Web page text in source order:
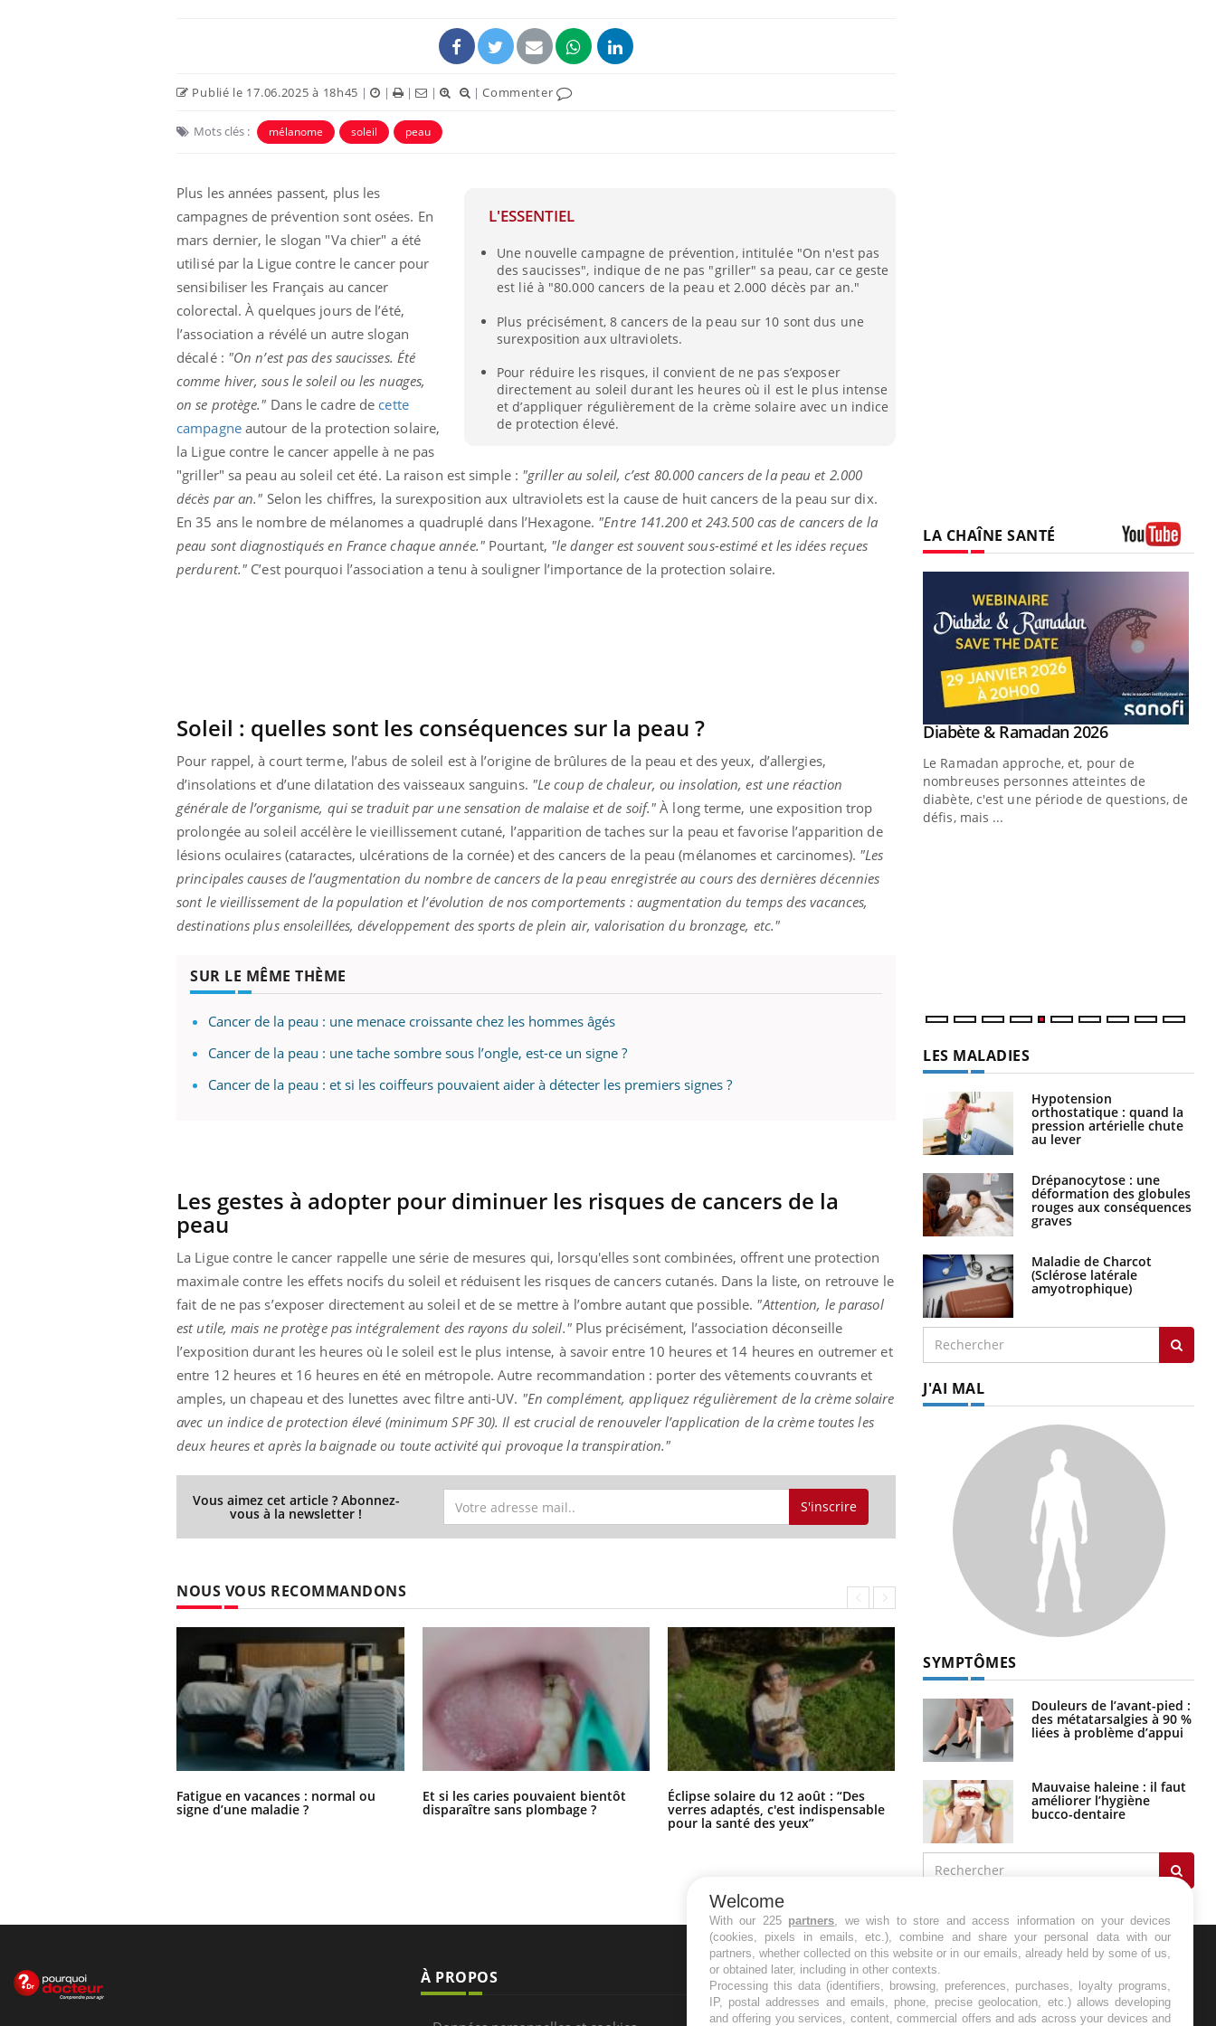
Publié le 17.06.2025 à 18h45 | | | | |Commenter
Mots clés : mélanome soleil peau
L'ESSENTIEL
Une nouvelle campagne de prévention, intitulée "On n'est pas
des saucisses", indique de ne pas "griller" sa peau, car ce geste
est lié à "80.000 cancers de la peau et 2.000 décès par an."
Plus précisément, 8 cancers de la peau sur 10 sont dus une
surexposition aux ultraviolets.
Pour réduire les risques, il convient de ne pas s’exposer
directement au soleil durant les heures où il est le plus intense
et d’appliquer régulièrement de la crème solaire avec un indice
de protection élevé.
Plus les années passent, plus les
campagnes de prévention sont osées. En
mars dernier, le slogan "Va chier" a été
utilisé par la Ligue contre le cancer pour
sensibiliser les Français au cancer
colorectal. À quelques jours de l’été,
l’association a révélé un autre slogan
décalé : "On n’est pas des saucisses. Été
comme hiver, sous le soleil ou les nuages,
on se protège." Dans le cadre de cette
campagneautour de la protection solaire,
la Ligue contre le cancer appelle à ne pas
"griller" sa peau au soleil cet été. La raison est simple : "griller au soleil, c’est 80.000 cancers de la peau et 2.000
décès par an." Selon les chiffres, la surexposition aux ultraviolets est la cause de huit cancers de la peau sur dix.
En 35 ans le nombre de mélanomes a quadruplé dans l’Hexagone. "Entre 141.200 et 243.500 cas de cancers de la
peau sont diagnostiqués en France chaque année."Pourtant, "le danger est souvent sous-estimé et les idées reçues
perdurent." C’est pourquoi l’association a tenu à souligner l’importance de la protection solaire.
Soleil : quelles sont les conséquences sur la peau ?
Pour rappel, à court terme, l’abus de soleil est à l’origine de brûlures de la peau et des yeux, d’allergies,
d’insolations et d’une dilatation des vaisseaux sanguins. "Le coup de chaleur, ou insolation, est une réaction
générale de l’organisme, qui se traduit par une sensation de malaise et de soif." À long terme, une exposition trop
prolongée au soleil accélère le vieillissement cutané, l’apparition de taches sur la peau et favorise l’apparition de
lésions oculaires (cataractes, ulcérations de la cornée) et des cancers de la peau (mélanomes et carcinomes). "Les
principales causes de l’augmentation du nombre de cancers de la peau enregistrée au cours des dernières décennies
sont le vieillissement de la population et l’évolution de nos comportements : augmentation du temps des vacances,
destinations plus ensoleillées, développement des sports de plein air, valorisation du bronzage, etc."
SUR LE MÊME THÈME
Cancer de la peau : une menace croissante chez les hommes âgés
Cancer de la peau : une tache sombre sous l’ongle, est-ce un signe ?
Cancer de la peau : et si les coiffeurs pouvaient aider à détecter les premiers signes ?
Les gestes à adopter pour diminuer les risques de cancers de la
peau
La Ligue contre le cancer rappelle une série de mesures qui, lorsqu'elles sont combinées, offrent une protection
maximale contre les effets nocifs du soleil et réduisent les risques de cancers cutanés. Dans la liste, on retrouve le
fait de ne pas s’exposer directement au soleil et de se mettre à l’ombre autant que possible. "Attention, le parasol
est utile, mais ne protège pas intégralement des rayons du soleil."Plus précisément, l’association déconseille
l’exposition durant les heures où le soleil est le plus intense, à savoir entre 10 heures et 14 heures en outremer et
entre 12 heures et 16 heures en été en métropole. Autre recommandation : porter des vêtements couvrants et
amples, un chapeau et des lunettes avec filtre anti-UV. "En complément, appliquez régulièrement de la crème solaire
avec un indice de protection élevé (minimum SPF 30). Il est crucial de renouveler l’application de la crème toutes les
deux heures et après la baignade ou toute activité qui provoque la transpiration."
Vous aimez cet article ? Abonnez-
vous à la newsletter ! S'inscrire
NOUS VOUS RECOMMANDONS
Fatigue en vacances : normal ou
signe d’une maladie ?
Et si les caries pouvaient bientôt
disparaître sans plombage ?
Éclipse solaire du 12 août : “Des
verres adaptés, c'est indispensable
pour la santé des yeux”
Les troubles du sommeil modifient
votre cerveau !
LA CHAÎNE SANTÉ
Youtube
Insuline & Charge mentale : et si on
osait en parler??
En 2026, l'insuline dans le diabète de type 2
reste entourée d'idées reçues chez les
patients comme parfois chez les soignants.
Youtube
Eczéma Chronique des Mains : se
L'été arrive… et avec lui, un tout nouveau
rythme de vie ! Vacances, plage, piscine,
soleil, activités en plein air… Nos mains
sont ...
Youtube
Diabète & Ramadan 2026Youtube
Le Ramadan approche, et, pour de
nombreuses personnes atteintes de
diabète, c'est une période de questions, de
défis, mais ...
LES MALADIES
Hypotension
orthostatique : quand la
pression artérielle chute
au lever
Drépanocytose : une
déformation des globules
rouges aux conséquences
graves
Maladie de Charcot
(Sclérose latérale
amyotrophique)
J'AI MAL
SYMPTÔMES
Douleurs de l’avant-pied :
des métatarsalgies à 90 %
liées à problème d’appui
Mauvaise haleine : il faut
améliorer l’hygiène
bucco-dentaire
À PROPOS NEWSLETTER
Recevez toutes les semaines les meilleures
Welcome
With our 225 partners, we wish to store and access information on your devices
(cookies, pixels in emails, etc.), combine and share your personal data with our
partners, whether collected on this website or in our emails, already held by some of us,
or obtained later, including in other contexts.
Processing this data (identifiers, browsing, preferences, purchases, loyalty programs,
IP, postal addresses and emails, phone, precise geolocation, etc.) allows developing
and offering you services, content, commercial offers and ads across your devices and